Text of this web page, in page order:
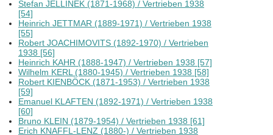
Stefan JELLINEK (1871-1968) / Vertrieben 1938
[54]
Heinrich JETTMAR (1889-1971) / Vertrieben 1938
[55]
Robert JOACHIMOVITS (1892-1970) / Vertrieben
1938 [56]
Heinrich KAHR (1888-1947) / Vertrieben 1938 [57]
Wilhelm KERL (1880-1945) / Vertrieben 1938 [58]
Robert KIENBÖCK (1871-1953) / Vertrieben 1938
[59]
Emanuel KLAFTEN (1892-1971) / Vertrieben 1938
[60]
Bruno KLEIN (1879-1954) / Vertrieben 1938 [61]
Erich KNAFFL-LENZ (1880-) / Vertrieben 1938